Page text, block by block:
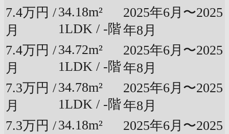
7.4万円 /
月
34.18m²
1LDK / -階
2025年6月〜2025
年8月
7.4万円 /
月
34.72m²
1LDK / -階
2025年6月〜2025
年8月
7.3万円 /
月
34.78m²
1LDK / -階
2025年6月〜2025
年8月
7.3万円 /34.18m²
2025年6月〜2025